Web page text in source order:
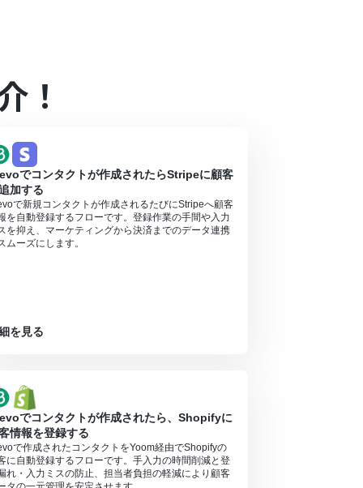
人向けプランに加入していない場合には認証
！
でコンタクトが作成されたらStripeに顧客
加する
で新規コンタクトが作成されるたびにStripeへ顧客
を自動登録するフローです。登録作業の手間や入力
を抑え、マーケティングから決済までのデータ連携
ムーズにします。
を見る
でコンタクトが作成されたら、Shopifyに
情報を登録する
で作成されたコンタクトをYoom経由でShopifyの
に自動登録するフローです。手入力の時間削減と登
れ・入力ミスの防止、担当者負担の軽減により顧客